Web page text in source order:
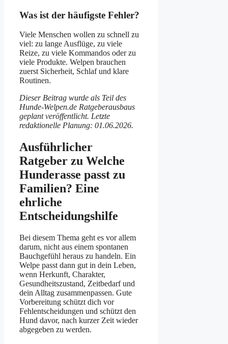
Was ist der häufigste Fehler?
Viele Menschen wollen zu schnell zu
viel: zu lange Ausflüge, zu viele
Reize, zu viele Kommandos oder zu
viele Produkte. Welpen brauchen
zuerst Sicherheit, Schlaf und klare
Routinen.
Dieser Beitrag wurde als Teil des
Hunde-Welpen.de Ratgeberausbaus
geplant veröffentlicht. Letzte
redaktionelle Planung: 01.06.2026.
Ausführlicher
Ratgeber zu Welche
Hunderasse passt zu
Familien? Eine
ehrliche
Entscheidungshilfe
Bei diesem Thema geht es vor allem
darum, nicht aus einem spontanen
Bauchgefühl heraus zu handeln. Ein
Welpe passt dann gut in dein Leben,
wenn Herkunft, Charakter,
Gesundheitszustand, Zeitbedarf und
dein Alltag zusammenpassen. Gute
Vorbereitung schützt dich vor
Fehlentscheidungen und schützt den
Hund davor, nach kurzer Zeit wieder
abgegeben zu werden.